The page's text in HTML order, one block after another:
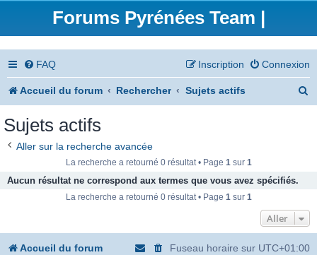
Forums Pyrénées Team |
FAQ Connexion
Inscription
Accueil du forum Rechercher Sujets actifs
Sujets actifs
Aller sur la recherche avancée
La recherche a retourné 0 résultat • Page 1sur 1
Aucun résultat ne correspond aux termes que vous avez spécifiés.
La recherche a retourné 0 résultat • Page 1sur 1
Aller
Accueil du forum Fuseau horaire sur UTC+01:00